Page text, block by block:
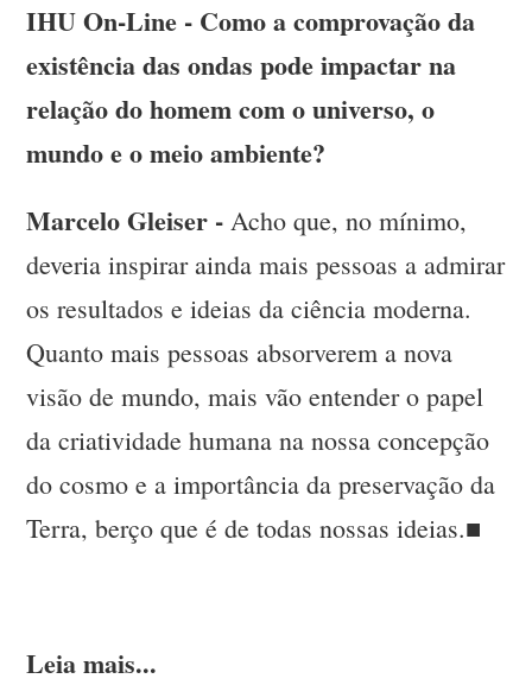
IHU On-Line - Como a comprovação da
existência das ondas pode impactar na
relação do homem com o universo, o
mundo e o meio ambiente?
Marcelo Gleiser -Acho que, no mínimo,
deveria inspirar ainda mais pessoas a admirar
os resultados e ideias da ciência moderna.
Quanto mais pessoas absorverem a nova
visão de mundo, mais vão entender o papel
da criatividade humana na nossa concepção
do cosmo e a importância da preservação da
Terra, berço que é de todas nossas ideias.■
Leia mais...